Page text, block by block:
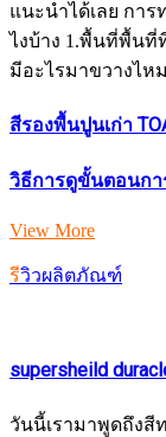
แนะนำได้เลย กา
ไงบ้าง 1.พื้นที่พื้นที่
มีอะไรมาขวางไห
สีรองพื้นปูนเก่า
วิธีการดูขั้นตอนกา
View More
รีวิวผลิตภัณฑ์
supersheild
วันนี้เรามาพูดถึงสี